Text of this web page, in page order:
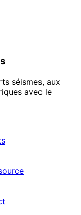
séismes, aux
avec le